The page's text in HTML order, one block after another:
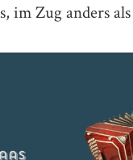
im Zug anders